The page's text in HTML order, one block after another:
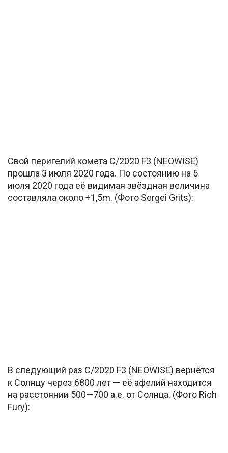
Свой перигелий комета C/2020 F3 (NEOWISE)
прошла 3 июля 2020 года. По состоянию на 5
июля 2020 года её видимая звёздная величина
составляла около +1,5m. (Фото Sergei Grits):
В следующий раз C/2020 F3 (NEOWISE) вернётся
к Солнцу через 6800 лет — её афелий находится
на расстоянии 500—700 а.е. от Солнца. (Фото Rich
Fury):